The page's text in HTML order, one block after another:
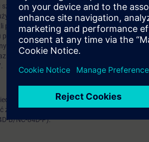
szkolenia uczestnik potrafi samodzielnie pisać
Gkodów oraz języka programowania
programowych, zmiennych systemowych,
proste okna dialogowe do
jest na 5-osiowej frezarce DMU 50 firmy DMG
komputerach PC wyposażonych w
z zakresu programowania i obsługi
zagadnień realizowanych na kursie NC-
B/NC-84D-P).